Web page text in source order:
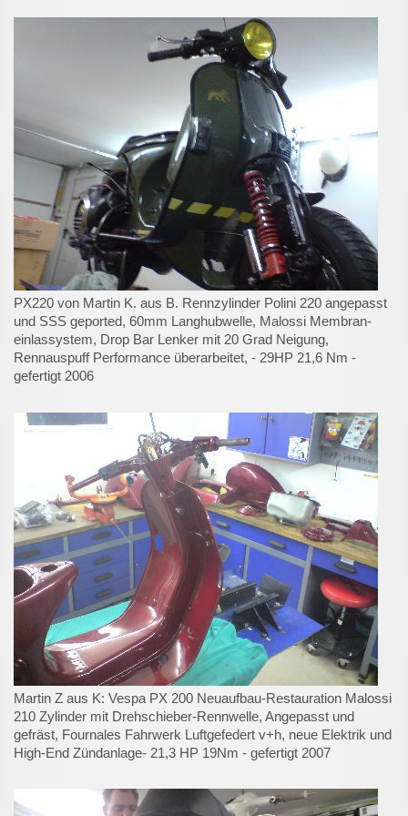
PX220 von Martin K. aus B. Rennzylinder Polini 220 angepasst
und SSS geported, 60mm Langhubwelle, Malossi Membran-
einlassystem, Drop Bar Lenker mit 20 Grad Neigung,
Rennauspuff Performance überarbeitet, - 29HP 21,6 Nm -
gefertigt 2006
Martin Z aus K: Vespa PX 200 Neuaufbau-Restauration Malossi
210 Zylinder mit Drehschieber-Rennwelle, Angepasst und
gefräst, Fournales Fahrwerk Luftgefedert v+h, neue Elektrik und
High-End Zündanlage- 21,3 HP 19Nm - gefertigt 2007